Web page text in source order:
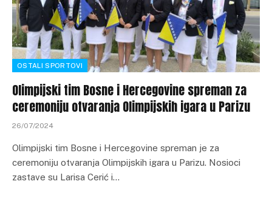
OSTALI SPORTOVI
Olimpijski tim Bosne i Hercegovine spreman za
ceremoniju otvaranja Olimpijskih igara u Parizu
26/07/2024
Olimpijski tim Bosne i Hercegovine spreman je za
ceremoniju otvaranja Olimpijskih igara u Parizu. Nosioci
zastave su Larisa Cerić i…